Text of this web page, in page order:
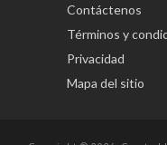
Contáctenos
Términos y
Privacidad
Mapa del sitio